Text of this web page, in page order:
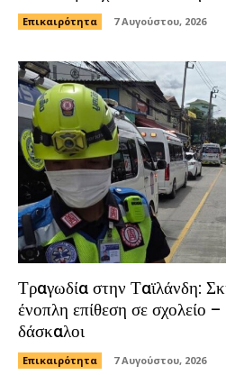
Επικαιρότητα 7 Αυγούστου, 2026
Τραγωδία στην Ταϊλάνδη:
ένοπλη επίθεση σε σχολείο
δάσκαλοι
Επικαιρότητα 7 Αυγούστου, 2026